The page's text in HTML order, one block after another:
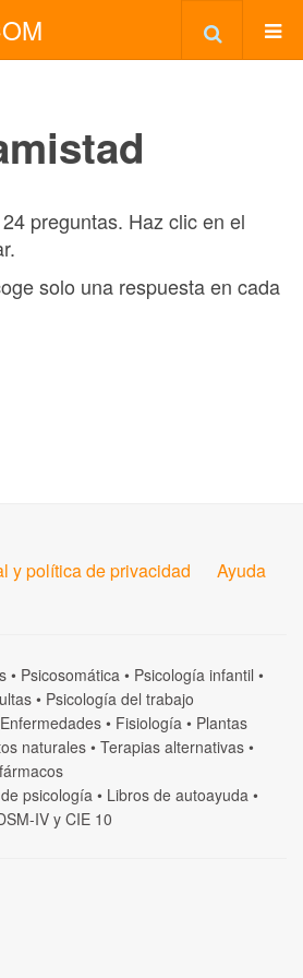
preguntas. Haz clic en el
solo una respuesta en cada
y política de privacidad
Ayuda
• Psicosomática • Psicología infantil •
• Psicología del trabajo
Enfermedades • Fisiología • Plantas
naturales • Terapias alternativas •
psicología• Libros de autoayuda •
IV y CIE 10